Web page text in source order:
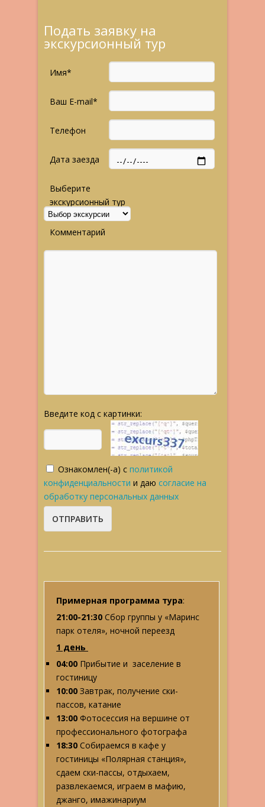
Подать заявку на
экскурсионный тур
Имя*
Ваш E-mail*
Телефон
Дата заезда
Выберите
экскурсионный тур
Комментарий
Введите код с картинки:
Ознакомлен(-а) с политикой
конфиденциальности и даю согласие на
обработку персональных данных
Примерная программа тура:
21:00-21:30 Сбор группы у «Маринс
парк отеля», ночной переезд
1 день
04:00 Прибытие и заселение в
гостиницу
10:00 Завтрак, получение ски-
пассов, катание
13:00 Фотосессия на вершине от
профессионального фотографа
18:30 Собираемся в кафе у
гостиницы «Полярная станция»,
сдаем ски-пассы, отдыхаем,
развлекаемся, играем в мафию,
джанго, имажинариум